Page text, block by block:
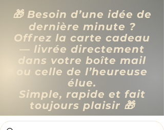
🎁 Besoin d’une idée de
dernière minute ?
Offrez la carte cadeau
— livrée directement
dans votre boîte mail
ou celle de l’heureuse
élue.
Simple, rapide et fait
toujours plaisir 🎁